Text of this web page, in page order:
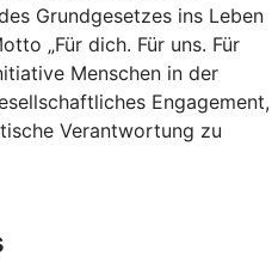
Grundgesetzes ins Leben
„Für dich. Für uns. Für
Menschen in der
Engagement,
Verantwortung zu